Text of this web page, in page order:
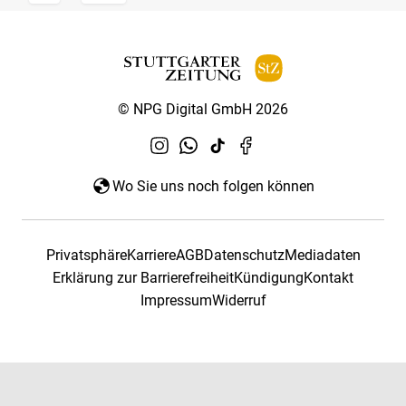
© NPG Digital GmbH 2026
Wo Sie uns noch folgen können
PrivatsphäreKarriereAGBDatenschutzMediadaten
Erklärung zur BarrierefreiheitKündigungKontakt
ImpressumWiderruf